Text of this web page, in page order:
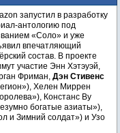
о
запустил в разработку
антологию под
«Соло» и уже
впечатляющий
состав. В проекте
участие Энн Хэтэуэй,
Фриман, Дэн Стивенс
Хелен Миррен
Констанс Ву
богатые азиаты»),
и Зимний солдат») и Узо